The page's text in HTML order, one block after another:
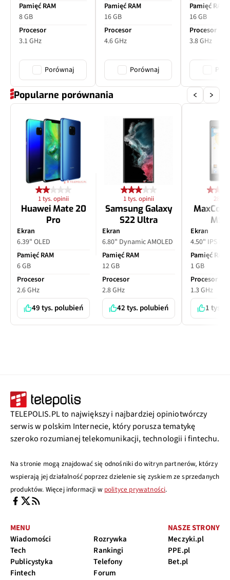
Przysłona f/2.4
Zoom optyczny Nie
Pamięć RAM
8 GB
Procesor
3.1 GHz
Porównaj
Pamięć RAM
16 GB
Procesor
4.6 GHz
Porównaj
Pamięć RAM
16 GB
Procesor
3.8 GHz
Popularne porównania
1 tys. opinii
Huawei Mate 20
Pro
Ekran
6.39" OLED
Pamięć RAM
6 GB
Procesor
2.6 GHz
49 tys. polubień
1 tys. opinii
Samsung Galaxy
S22 Ultra
Ekran
6.80" Dynamic AMOLED
Pamięć RAM
12 GB
Procesor
2.8 GHz
42 tys. polubień
28
Ekran
4.50" IPS
Pamięć RAM
1 GB
Procesor
1.3 GHz
1 tys.
TELEPOLIS.PL to największy i najbardziej opiniotwórczy
serwis w polskim Internecie, który porusza tematykę
szeroko rozumianej telekomunikacji, technologii i fintechu.
Na stronie mogą znajdować się odnośniki do witryn partnerów, którzy
wspierają jej działalność poprzez dzielenie się zyskiem ze sprzedanych
produktów. Więcej informacji w polityce prywatności.
MENU
Wiadomości
Tech
Publicystyka
Fintech
Rozrywka
Rankingi
Telefony
Forum
NASZE STRONY
Meczyki.pl
PPE.pl
Bet.pl